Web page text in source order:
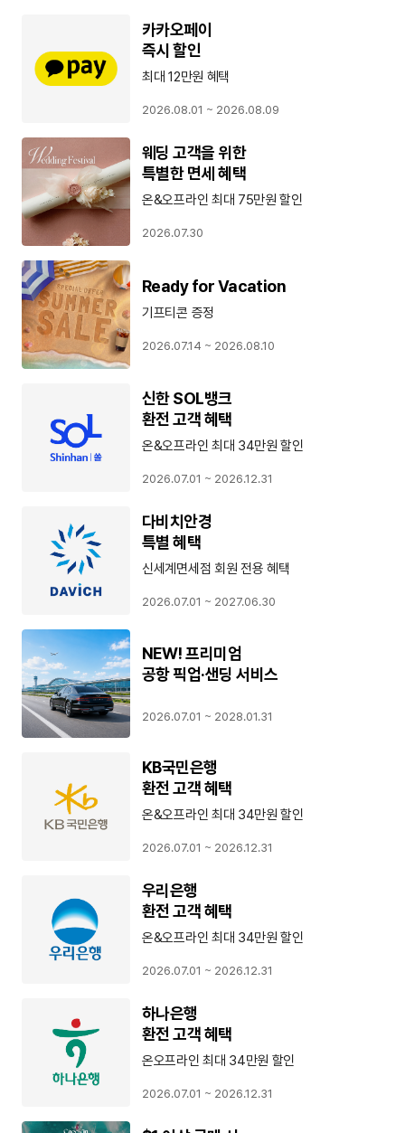
카카오페이
즉시 할인
최대 12만원 혜택
2026.08.01 ~ 2026.08.09
웨딩 고객을 위한
특별한 면세 혜택
온&오프라인 최대 75만원 할인
2026.07.30
Ready for Vacation
기프티콘 증정
2026.07.14 ~ 2026.08.10
신한 SOL뱅크
환전 고객 혜택
온&오프라인 최대 34만원 할인
2026.07.01 ~ 2026.12.31
다비치안경
특별 혜택
신세계면세점 회원 전용 혜택
2026.07.01 ~ 2027.06.30
NEW! 프리미엄
공항 픽업·샌딩 서비스
2026.07.01 ~ 2028.01.31
KB국민은행
환전 고객 혜택
온&오프라인 최대 34만원 할인
2026.07.01 ~ 2026.12.31
우리은행
환전 고객 혜택
온&오프라인 최대 34만원 할인
2026.07.01 ~ 2026.12.31
하나은행
환전 고객 혜택
온오프라인 최대 34만원 할인
2026.07.01 ~ 2026.12.31